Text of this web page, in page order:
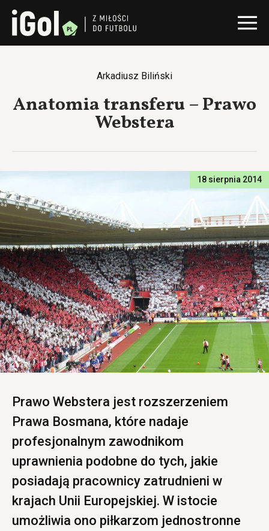
Arkadiusz Biliński
Anatomia transferu – Prawo
Webstera
18 sierpnia 2014
Prawo Webstera jest rozszerzeniem
Prawa Bosmana, które nadaje
profesjonalnym zawodnikom
uprawnienia podobne do tych, jakie
posiadają pracownicy zatrudnieni w
krajach Unii Europejskiej. W istocie
umożliwia ono piłkarzom jednostronne